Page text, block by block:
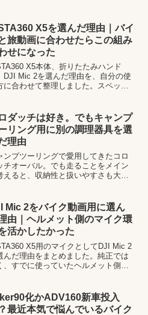
X5を選んだ理由｜バイ
旅動画に合わせたらこの組み
せになった
X5本体、折りたたみハンド
DJI Mic 2を選んだ理由を、自分の使
に合わせて整理しました。スペック
ます。
ダッチは好き。でもキャンプ
リング用に別の調理器具を選
理由
ンプツーリングで愛用してきたコロ
チオーバル。でも走ることをメイン
えると、収納性と扱いやすさも大
フルフラットで使える調理器具を選
理由を書きました。
Mic 2をバイク動画用に選ん
由｜ヘルメット側のマイク環
活かしたかった
X5用のマイクとしてDJI Mic 2
んだ理由をまとめました。純正では
、すでに使っていたヘルメット側の
書いています。
化かADV160新車投入
最近本気で悩んでいるバイク